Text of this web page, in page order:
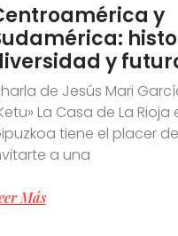
y
y
de Jesús Mari
La Casa de La Rioja
tiene el placer de
a una
Más